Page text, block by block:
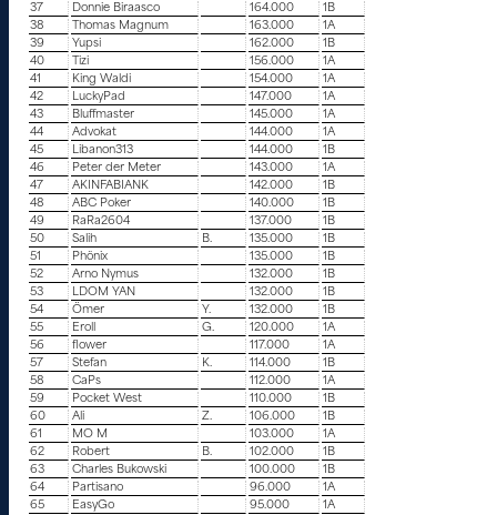
37
Donnie Biraasco 164.000
1B
38
Thomas Magnum 163.000
1A
39
Yupsi 162.000
1B
40
Tizi 156.000
1A
41
King Waldi 154.000
1A
42
LuckyPad 147.000
1A
43
Bluffmaster 145.000
1A
44
Advokat 144.000
1A
45
Libanon313 144.000
1B
46
Peter der Meter 143.000
1A
47
AKINFABIANK 142.000
1B
48
ABC Poker 140.000
1B
49
RaRa2604 137.000
1B
50
Salih B. 135.000
1B
51
Phönix 135.000
1B
52
Arno Nymus 132.000
1B
53
LDOM YAN 132.000
1B
54
Ömer Y. 132.000
1B
55
Eroll G. 120.000
1A
56
flower 117.000
1A
57
Stefan K. 114.000
1B
58
CaPs 112.000
1A
59
Pocket West 110.000
1B
60
Ali Z. 106.000
1B
61
MO M 103.000
1A
62
Robert B. 102.000
1B
63
Charles Bukowski 100.000
1B
64
Partisano 96.000
1A
65
EasyGo 95.000
1A